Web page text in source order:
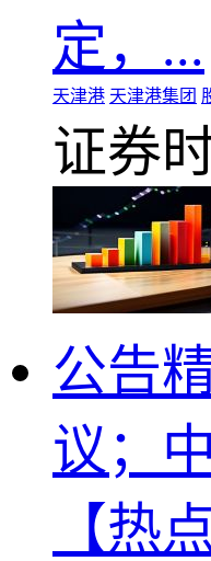
定，...
天津港 天津港集团
证券
公告
议；
【热